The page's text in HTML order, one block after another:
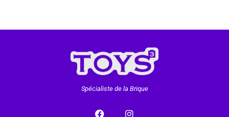
Spécialiste de la Brique